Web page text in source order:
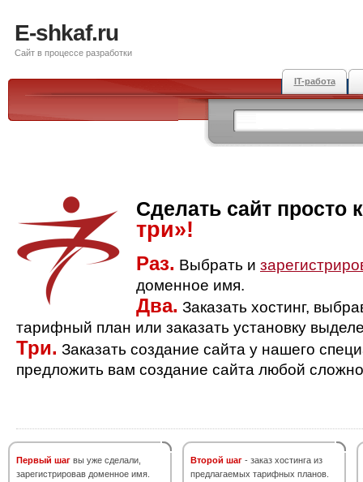
E-shkaf.ru
Сайт в процессе разработки
IT-работа
Сделать сайт просто
три»!
Раз. Выбрать и
доменное имя.
Два. Заказать хостинг,
тарифный план или заказать установку
Три. Заказать создание сайта у нашего
предложить вам создание сайта любой
Первый шаг вы уже сделали,
зарегистрировав доменное имя.
Второй шаг - заказ хостинга из
предлагаемых тарифных планов.